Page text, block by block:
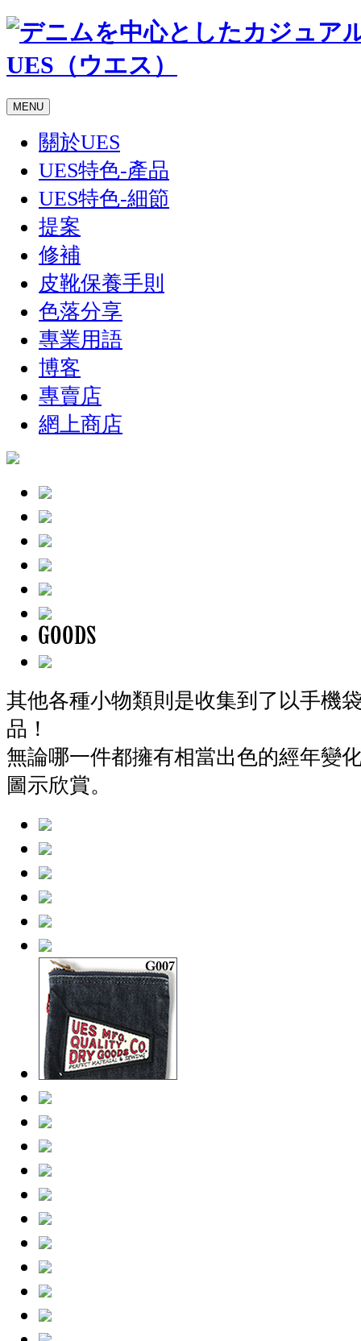
MENU
關於UES
UES特色-產品
UES特色-細節
提案
修補
皮靴保養手則
色落分享
專業用語
博客
專賣店
網上商店
其他各種小物類則是收集到了以手機
品！
無論哪一件都擁有相當出色的經年變
圖示欣賞。